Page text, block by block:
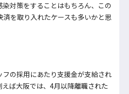
対策をすることはもちろん、この
を取り入れたケースも多いかと思
の採用にあたり支援金が支給され
ば大阪では、4月以降離職された